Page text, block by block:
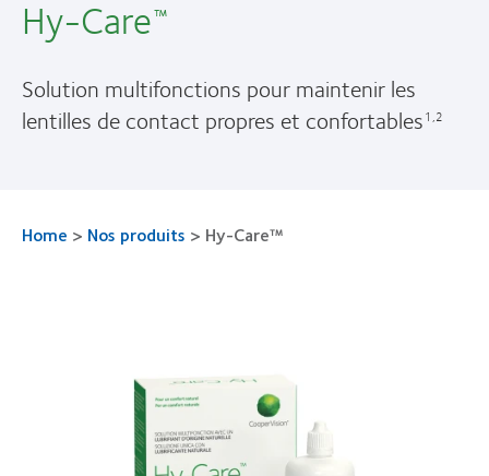
Hy-Care™
Solution multifonctions pour maintenir les
lentilles de contact propres et confortables1,2
Home > Nos produits > Hy-Care™